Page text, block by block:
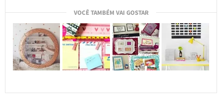
VOCÊ TAMBÉM VAI GOSTAR